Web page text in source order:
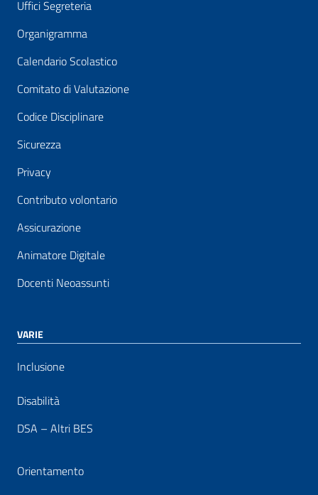
Uffici Segreteria
Organigramma
Calendario Scolastico
Comitato di Valutazione
Codice Disciplinare
Sicurezza
Privacy
Contributo volontario
Assicurazione
Animatore Digitale
Docenti Neoassunti
VARIE
Inclusione
Disabilità
DSA – Altri BES
Orientamento